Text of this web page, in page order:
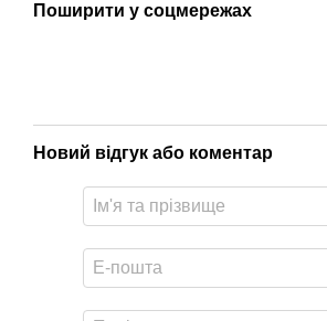
Поширити у соцмережах
Новий відгук або коментар